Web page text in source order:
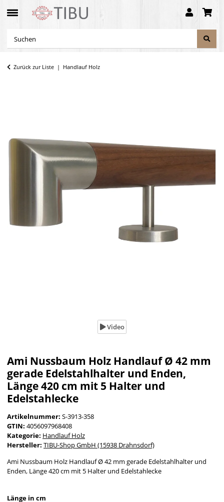
Zurück zur Liste Handlauf Holz
Video
Ami Nussbaum Holz Handlauf Ø 42 mm
gerade Edelstahlhalter und Enden,
Länge 420 cm mit 5 Halter und
Edelstahlecke
Artikelnummer: S-3913-358
GTIN: 4056097968408
Kategorie: Handlauf Holz
Hersteller: TIBU-Shop GmbH (15938 Drahnsdorf)
Ami Nussbaum Holz Handlauf Ø 42 mm gerade Edelstahlhalter und
Enden, Länge 420 cm mit 5 Halter und Edelstahlecke
Länge in cm